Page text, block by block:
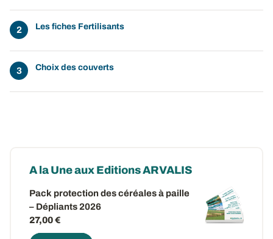
Les fiches Fertilisants
Choix des couverts
A la Une aux Editions ARVALIS
Pack protection des céréales à paille
– Dépliants 2026
27,00 €